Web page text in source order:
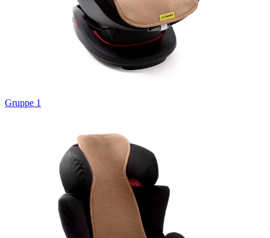
Gruppe 1